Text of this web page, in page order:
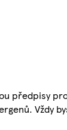
předpisy
Vždy